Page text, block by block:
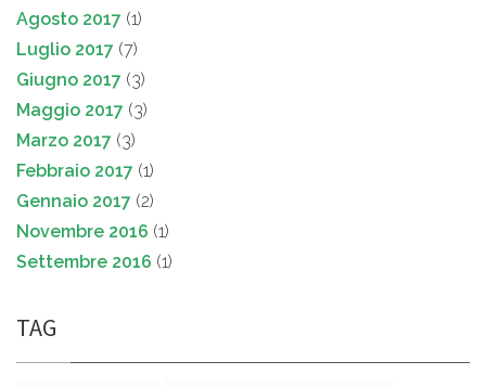
Agosto 2017 (1)
Luglio 2017 (7)
Giugno 2017 (3)
Maggio 2017 (3)
Marzo 2017 (3)
Febbraio 2017 (1)
Gennaio 2017 (2)
Novembre 2016 (1)
Settembre 2016 (1)
TAG